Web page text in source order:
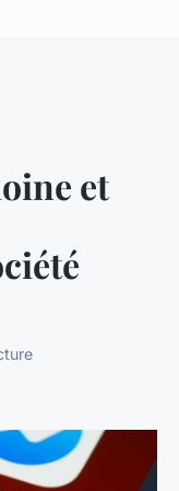
et